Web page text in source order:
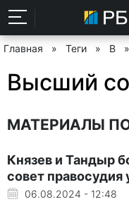
Главная » Теги » В
Высший
МАТЕРИАЛЫ
Князев и Тандыр
совет правосудия
06.08.2024 - 12:48